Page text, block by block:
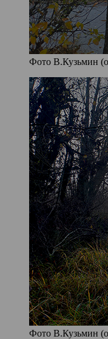
Фото В.Кузьмин
Фото В.Кузьмин